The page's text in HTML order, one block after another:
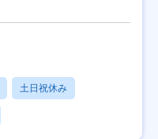
土日祝休み